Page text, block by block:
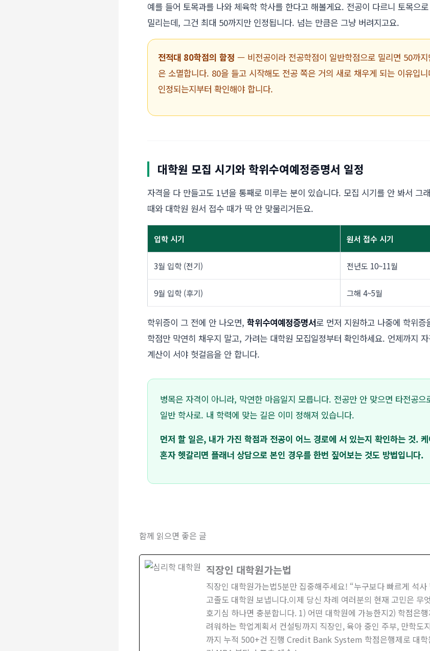
예를 들어 토목과를 나와 체육학 학사를 한다고 해볼게요. 전공이 다르니 토목으
밀리는데, 그건 최대 50까지만 인정됩니다. 넘는 만큼은 그냥 버려지고요.
전적대 80학점의 함정 — 비전공이라 전공학점이 일반학점으로 밀리면 50까
은 소멸합니다. 80을 들고 시작해도 전공 쪽은 거의 새로 채우게 되는 이유입
인정되는지부터 확인해야 합니다.
대학원 모집 시기와 학위수여예정증명서 일정
자격을 다 만들고도 1년을 통째로 미루는 분이 있습니다. 모집 시기를 안 봐서 그
때와 대학원 원서 접수 때가 딱 안 맞물리거든요.
입학 시기 원서 접수 시기
3월 입학 (전기) 전년도 10~11월
9월 입학 (후기) 그해 4~5월
학위증이 그 전에 안 나오면, 학위수여예정증명서로 먼저 지원하고 나중에 학위
학점만 막연히 채우지 말고, 가려는 대학원 모집일정부터 확인하세요. 언제까지
계산이 서야 헛걸음을 안 합니다.
병목은 자격이 아니라, 막연한 마음일지 모릅니다. 전공만 안 맞으면 타전공
일반 학사로. 내 학력에 맞는 길은 이미 정해져 있습니다.
먼저 할 일은, 내가 가진 학점과 전공이 어느 경로에 서 있는지 확인하는 것.
혼자 헷갈리면 플래너 상담으로 본인 경우를 한번 짚어보는 것도 방법입니다.
함께 읽으면 좋은 글
직장인 대학원가는법
직장인 대학원가는법5분만 집중해주세요! “누구보다 빠르게 석
고졸도 대학원 보냅니다.이제 당신 차례 여러분의 현재 고민은 무
호기심 하나면 충분합니다. 1) 어떤 대학원에 가능한지2) 학점은
려워하는 학업계획서 컨설팅까지 직장인, 육아 중인 주부, 만학
까지 누적 500+건 진행 Credit Bank System 학점은행제로 대학